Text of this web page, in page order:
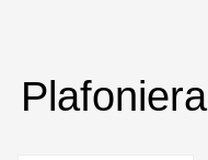
Plafoniera